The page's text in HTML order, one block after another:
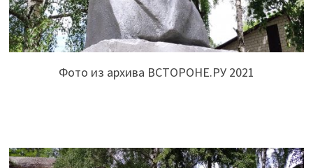
Фото из архива ВСТОРОНЕ.РУ 2021